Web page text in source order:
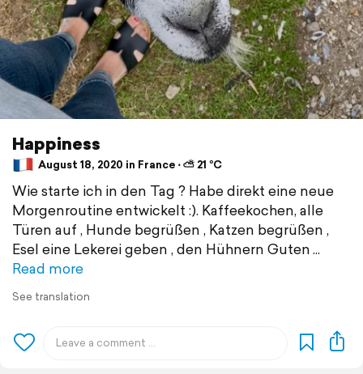
Happiness
August 18, 2020 in France ⋅ ⛅ 21 °C
Wie starte ich in den Tag ? Habe direkt eine neue
Morgenroutine entwickelt :). Kaffeekochen, alle
Türen auf , Hunde begrüßen , Katzen begrüßen ,
Esel eine Lekerei geben , den Hühnern Guten
Read more
See translation